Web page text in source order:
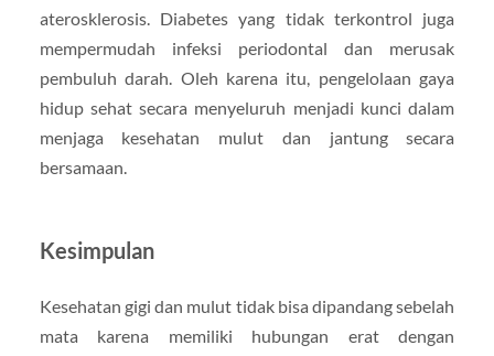
aterosklerosis. Diabetes yang tidak terkontrol juga
mempermudah infeksi periodontal dan merusak
pembuluh darah. Oleh karena itu, pengelolaan gaya
hidup sehat secara menyeluruh menjadi kunci dalam
menjaga kesehatan mulut dan jantung secara
bersamaan.
Kesimpulan
Kesehatan gigi dan mulut tidak bisa dipandang sebelah
mata karena memiliki hubungan erat dengan